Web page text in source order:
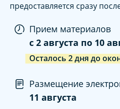
предоставляется сразу
Прием материалов
c 2 августа по 10
Осталось 2дня до
Размещение
11 августа